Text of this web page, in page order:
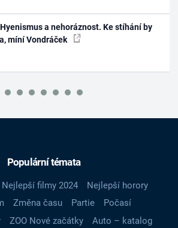
a nehoráznost. Ke stíhání by
míní Vondráček
Populární témata
Nejlepší filmy 2024
Nejlepší horory
Změna času Partie
Počasí
ZOO Nové začátky
Auto – katalog